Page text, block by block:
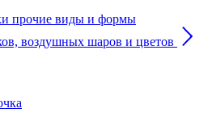
прочие виды и формы
воздушных шаров и цветов